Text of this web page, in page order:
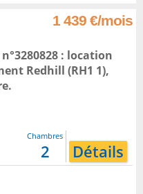
1 439 €/mois
: location
Redhill (RH1 1),
.
Chambres
2 Détails